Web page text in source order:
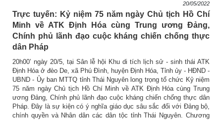
20/05/2022
Trực tuyến: Kỷ niệm 75 năm ngày Chủ tịch Hồ Chí
Minh về ATK Định Hóa cùng Trung ương Đảng,
Chính phủ lãnh đạo cuộc kháng chiến chống thực
dân Pháp
20h00’ ngày 20/5, tại Sân lễ hội Khu di tích lịch sử - sinh thái ATK
Định Hóa ở đèo De, xã Phú Đình, huyện Định Hóa, Tỉnh ủy - HĐND -
UBND - Ủy ban MTTQ tỉnh Thái Nguyên long trọng tổ chức Kỷ niệm
75 năm ngày Chủ tịch Hồ Chí Minh về ATK Định Hóa cùng Trung
ương Đảng, Chính phủ lãnh đạo cuộc kháng chiến chống thực dân
Pháp. Đây là sự kiện có ý nghĩa giáo dục sâu sắc đối với Đảng bộ,
chính quyền và Nhân dân các dân tộc tỉnh Thái Nguyên. Chương